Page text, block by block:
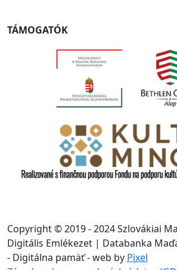
TÁMOGATÓK
Copyright © 2019 - 2024 Szlovákiai
Digitális Emlékezet | Databanka
- Digitálna pamäť - web by Pixel